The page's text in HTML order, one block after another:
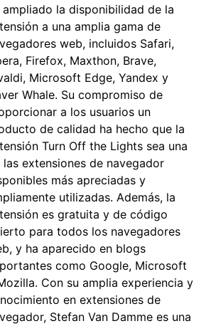
ampliado la disponibilidad de la
a una amplia gama de
web, incluidos Safari,
Firefox, Maxthon, Brave,
Microsoft Edge, Yandex y
Whale. Su compromiso de
a los usuarios un
de calidad ha hecho que la
Turn Off the Lights sea una
las extensiones de navegador
más apreciadas y
utilizadas. Además, la
es gratuita y de código
para todos los navegadores
y ha aparecido en blogs
como Google, Microsoft
Con su amplia experiencia y
en extensiones de
Stefan Van Damme es una